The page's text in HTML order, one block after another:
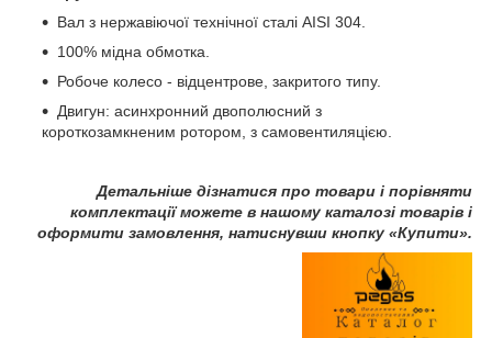
Вал з нержавіючої технічної сталі AISI 304.
100% мідна обмотка.
Робоче колесо - відцентрове, закритого типу.
Двигун: асинхронний двополюсний з
короткозамкненим ротором, з самовентиляцією.
Детальніше дізнатися про товари і порівняти
комплектації можете в нашому каталозі товарів і
оформити замовлення, натиснувши кнопку «Купити».